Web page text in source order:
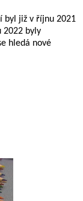
byl již v říjnu 2021
2022 byly
hledá nové